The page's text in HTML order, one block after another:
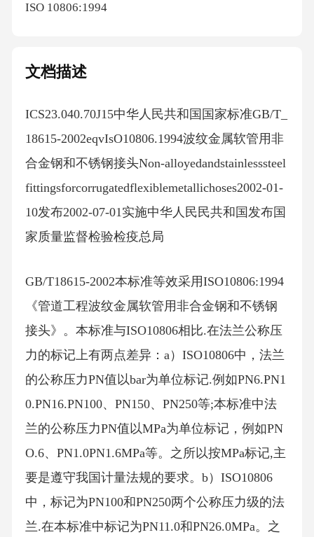
ISO 10806:1994
文档描述
ICS23.040.70J15中华人民共和国国家标准GB/T_
18615-2002eqvIsO10806.1994波纹金属软管用非
合金钢和不锈钢接头Non-alloyedandstainlesssteel
fittingsforcorrugatedflexiblemetallichoses2002-01-
10发布2002-07-01实施中华人民民共和国发布国
家质量监督检验检疫总局
GB/T18615-2002本标准等效采用ISO10806:1994
《管道工程波纹金属软管用非合金钢和不锈钢
接头》。本标准与ISO10806相比.在法兰公称压
力的标记上有两点差异：a）ISO10806中，法兰
的公称压力PN值以bar为单位标记.例如PN6.PN1
0.PN16.PN100、PN150、PN250等;本标准中法
兰的公称压力PN值以MPa为单位标记，例如PN
O.6、PN1.0PN1.6MPa等。之所以按MPa标记,主
要是遵守我国计量法规的要求。b）ISO10806
中，标记为PN100和PN250两个公称压力级的法
兰.在本标准中标记为PN11.0和PN26.0MPa。之